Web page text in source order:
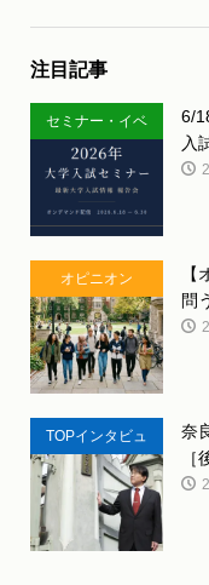
注目記事
セミナー・イベ
ント
6/
入
オピニオン
問
TOPインタビュ
ー
奈